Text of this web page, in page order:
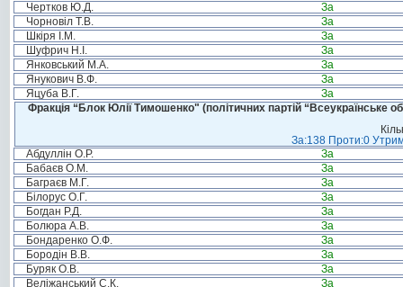
Чертков Ю.Д.
За
Чорновіл Т.В.
За
Шкіря І.М.
За
Шуфрич Н.І.
За
Янковський М.А.
За
Янукович В.Ф.
За
Яцуба В.Г.
За
Фракція “Блок Юлії Тимошенко" (політичних партій “Всеукраїнське
За:138 Проти:0
Абдуллін О.Р.
За
Бабаєв О.М.
За
Баграєв М.Г.
За
Білорус О.Г.
За
Богдан Р.Д.
За
Болюра А.В.
За
Бондаренко О.Ф.
За
Бородін В.В.
За
Буряк О.В.
За
Веліжанський С.К.
За